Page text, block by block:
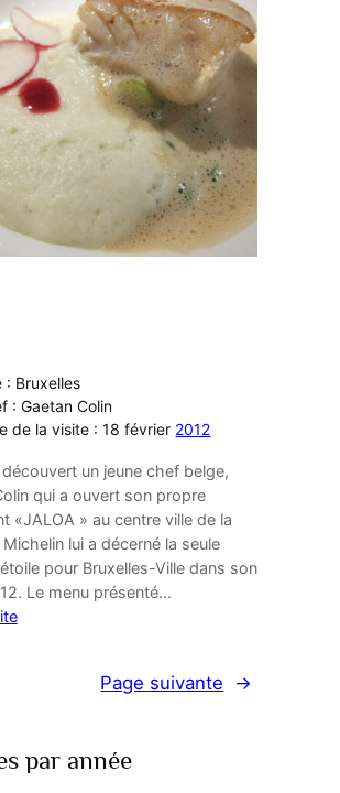
: Bruxelles
: Gaetan Colin
de la visite : 18 février 2012
découvert un jeune chef belge,
qui a ouvert son propre
«JALOA » au centre ville de la
lui a décerné la seule
pour Bruxelles-Ville dans son
Le menu présenté…
Page suivante →
par année